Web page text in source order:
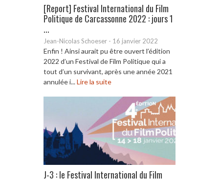
[Report] Festival International du Film
Politique de Carcassonne 2022 : jours 1
...
Jean-Nicolas Schoeser - 16 janvier 2022
Enfin ! Ainsi aurait pu être ouvert l’édition
2022 d’un Festival de Film Politique qui a
tout d’un survivant, après une année 2021
annulée i...Lire la suite
J-3 : le Festival International du Film